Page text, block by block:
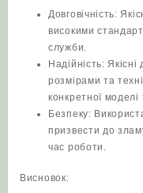
Довговічність:
високими
служби.
Надійність:
розмірами та
конкретної моделі
Безпеку:
призвести до
час роботи.
Висновок: